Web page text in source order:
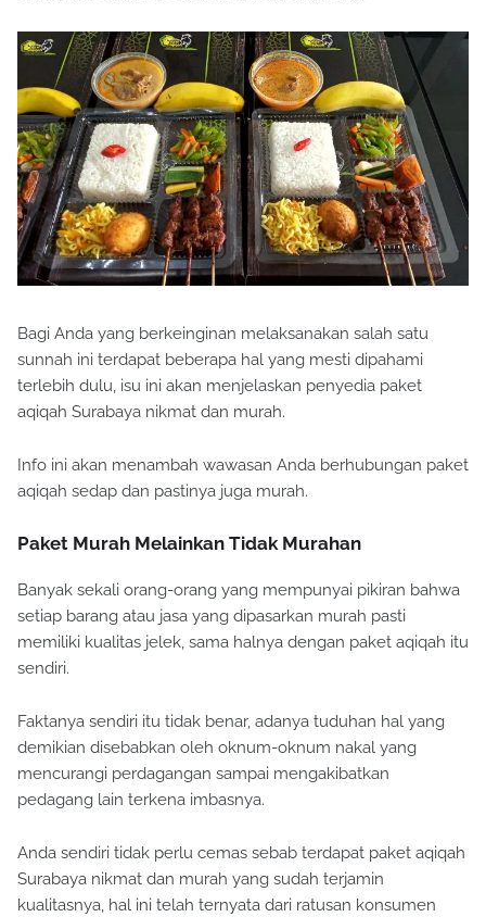
Bagi Anda yang berkeinginan melaksanakan salah satu
sunnah ini terdapat beberapa hal yang mesti dipahami
terlebih dulu, isu ini akan menjelaskan penyedia paket
aqiqah Surabaya nikmat dan murah.
Info ini akan menambah wawasan Anda berhubungan paket
aqiqah sedap dan pastinya juga murah.
Paket Murah Melainkan Tidak Murahan
Banyak sekali orang-orang yang mempunyai pikiran bahwa
setiap barang atau jasa yang dipasarkan murah pasti
memiliki kualitas jelek, sama halnya dengan paket aqiqah itu
sendiri.
Faktanya sendiri itu tidak benar, adanya tuduhan hal yang
demikian disebabkan oleh oknum-oknum nakal yang
mencurangi perdagangan sampai mengakibatkan
pedagang lain terkena imbasnya.
Anda sendiri tidak perlu cemas sebab terdapat paket aqiqah
Surabaya nikmat dan murah yang sudah terjamin
kualitasnya, hal ini telah ternyata dari ratusan konsumen